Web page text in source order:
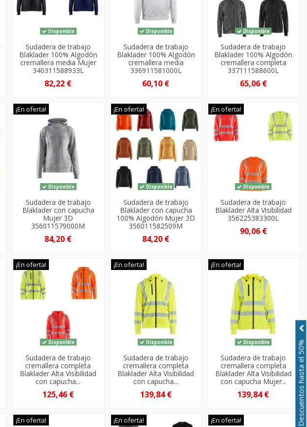
Disponible
Sudadera de trabajo
Blaklader 100% Algodón
cremallera media Mujer
340311588933L
82,22 €
Disponible
Sudadera de trabajo
Blaklader 100% Algodón
cremallera media
336911581000L
60,10 €
Disponible
Sudadera de trabajo
Blaklader 100% Algodón
cremallera completa
337111588600L
65,06 €
¡En oferta!
Disponible
Sudadera de trabajo
Blaklader con capucha
Mujer 3D
356011579000M
84,20 €
¡En oferta!
Disponible
Sudadera de trabajo
Blaklader con capucha
100% Algodón Mujer 3D
356011582509M
84,20 €
¡En oferta!
Disponible
Sudadera de trabajo
Blaklader Alta Visibilidad
356225383300L
90,06 €
¡En oferta!
Disponible
Sudadera de trabajo
cremallera completa
Blaklader Alta Visibilidad
con capucha...
125,46 €
¡En oferta!
Disponible
Sudadera de trabajo
cremallera completa
Blaklader Alta Visibilidad
con capucha...
139,84 €
¡En oferta!
Disponible
Sudadera de trabajo
cremallera completa
Blaklader Alta Visibilidad
con capucha Mujer...
139,84 €
¡En oferta! ¡En oferta! ¡En oferta! Descuentos hasta el 50%